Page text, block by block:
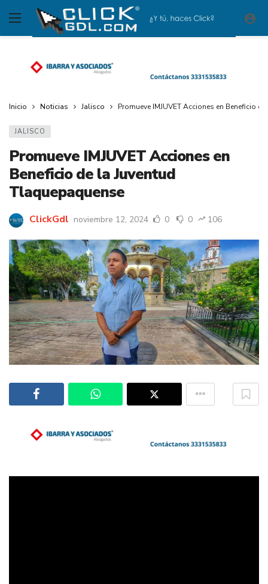
Inicio Noticias Jalisco Promueve IMJUVET Acciones en Beneficio
JALISCO
Promueve IMJUVET Acciones en
Beneficio de la Juventud
Tlaquepaquense
ClickGdl noviembre 12, 2024 0 0 106